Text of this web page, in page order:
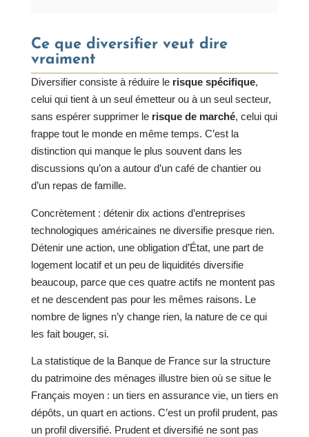
Ce que diversifier veut dire
vraiment
Diversifier consiste à réduire le risque spécifique,
celui qui tient à un seul émetteur ou à un seul secteur,
sans espérer supprimer le risque de marché, celui qui
frappe tout le monde en même temps. C’est la
distinction qui manque le plus souvent dans les
discussions qu’on a autour d’un café de chantier ou
d’un repas de famille.
Concrètement : détenir dix actions d’entreprises
technologiques américaines ne diversifie presque rien.
Détenir une action, une obligation d’État, une part de
logement locatif et un peu de liquidités diversifie
beaucoup, parce que ces quatre actifs ne montent pas
et ne descendent pas pour les mêmes raisons. Le
nombre de lignes n’y change rien, la nature de ce qui
les fait bouger, si.
La statistique de la Banque de France sur la structure
du patrimoine des ménages illustre bien où se situe le
Français moyen : un tiers en assurance vie, un tiers en
dépôts, un quart en actions. C’est un profil prudent, pas
un profil diversifié. Prudent et diversifié ne sont pas